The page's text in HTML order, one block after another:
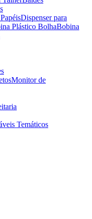
Dispenser para
Plástico BolhaBobina
Monitor de
Temáticos